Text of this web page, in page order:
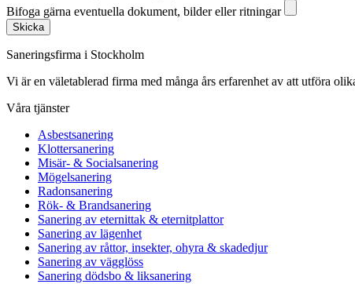
Bifoga gärna eventuella dokument, bilder eller ritningar
Skicka
Saneringsfirma i Stockholm
Vi är en väletablerad firma med många års erfarenhet av att utföra
Våra tjänster
Asbestsanering
Klottersanering
Misär- & Socialsanering
Mögelsanering
Radonsanering
Rök- & Brandsanering
Sanering av eternittak & eternitplattor
Sanering av lägenhet
Sanering av råttor, insekter, ohyra & skadedjur
Sanering av vägglöss
Sanering dödsbo & liksanering